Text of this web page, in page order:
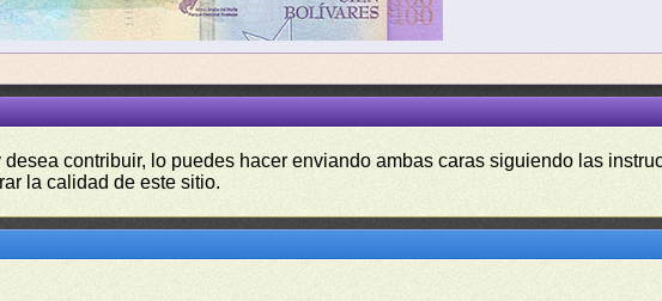
contribuir, lo puedes hacer enviando ambas caras siguiendo las
la calidad de este sitio.